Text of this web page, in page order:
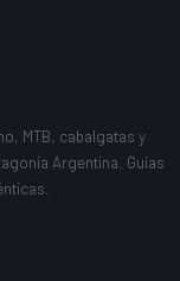
MTB, cabalgatas y
Argentina. Guías